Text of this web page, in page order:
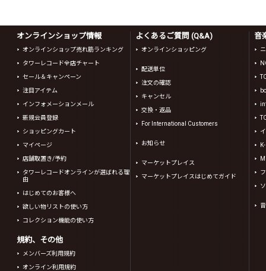
オンラインショップ情報
オンラインショップ売れ筋ランキング
タワーレコード全店チャート
セール＆キャンペーン
注目アイテム
インフォメーションメール
新規会員登録
ショッピングカート
マイページ
店舗取置き/予約
タワーレコードオンラインが選ばれる理
由
はじめてのお客様へ
欲しい物リストの使い方
コレクション機能の使い方
規約、その他
メンバーズ利用規約
オンライン利用規約
よくあるご質問 (Q&A)
オンラインショッピング
配送単位
注文の確認
キャンセル
交換・返品
For International Customers
お知らせ
マーケットプレイス
マーケットプレイスはじめてガイド
音